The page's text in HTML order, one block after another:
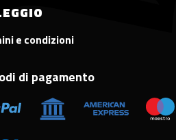
e condizioni
di pagamento